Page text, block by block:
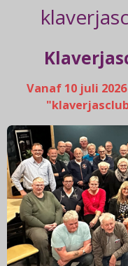
hoofdinhoud
Vanaf 10 juli